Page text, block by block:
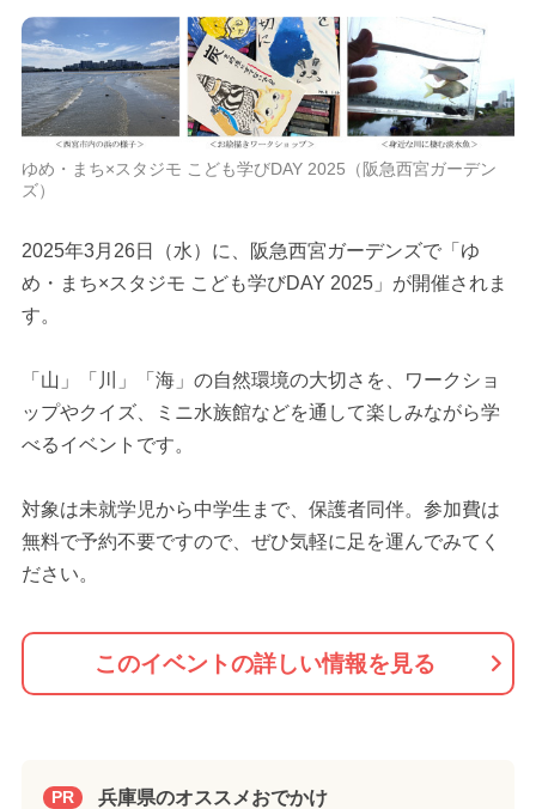
ゆめ・まち×スタジモ こども学びDAY 2025（阪急西宮ガーデン
ズ）
2025年3月26日（水）に、阪急西宮ガーデンズで「ゆ
め・まち×スタジモ こども学びDAY 2025」が開催されま
す。
「山」「川」「海」の自然環境の大切さを、ワークショ
ップやクイズ、ミニ水族館などを通して楽しみながら学
べるイベントです。
対象は未就学児から中学生まで、保護者同伴。参加費は
無料で予約不要ですので、ぜひ気軽に足を運んでみてく
ださい。
このイベントの詳しい情報を見る
PR 兵庫県のオススメおでかけ